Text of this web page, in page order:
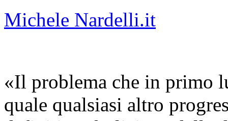
Michele Nardelli.it
«Il problema che in primo
quale qualsiasi altro